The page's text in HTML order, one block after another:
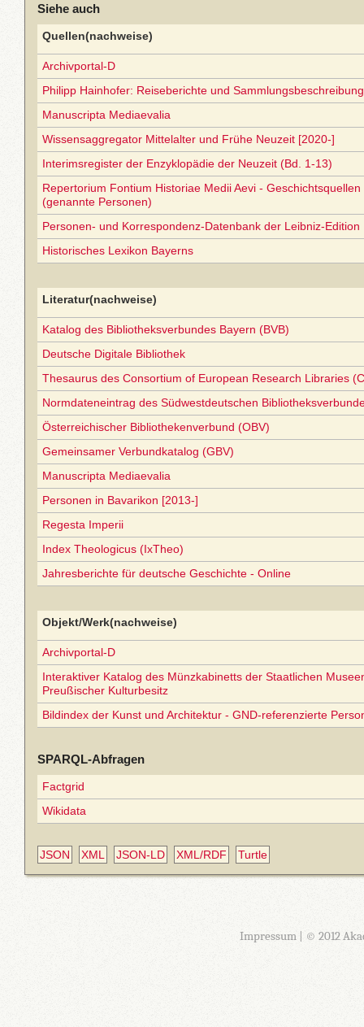
Siehe auch
Quellen(nachweise)
Archivportal-D
Philipp Hainhofer: Reiseberichte und
Manuscripta Mediaevalia
Wissensaggregator Mittelalter und Frühe Neuzeit [2020-]
Interimsregister der Enzyklopädie der Neuzeit (Bd. 1-13)
Repertorium Fontium Historiae Medii Aevi -
(genannte Personen)
Personen- und Korrespondenz-Datenbank der Leibniz-Edition
Historisches Lexikon Bayerns
Literatur(nachweise)
Katalog des Bibliotheksverbundes Bayern (BVB)
Deutsche Digitale Bibliothek
Thesaurus des Consortium of European Research Libraries
Normdateneintrag des Südwestdeutschen
Österreichischer Bibliothekenverbund (OBV)
Gemeinsamer Verbundkatalog (GBV)
Manuscripta Mediaevalia
Personen in Bavarikon [2013-]
Regesta Imperii
Index Theologicus (IxTheo)
Jahresberichte für deutsche Geschichte - Online
Objekt/Werk(nachweise)
Archivportal-D
Interaktiver Katalog des Münzkabinetts der Staatlichen
Preußischer Kulturbesitz
Bildindex der Kunst und Architektur - GND-referenzierte
SPARQL-Abfragen
Factgrid
Wikidata
JSON XML JSON-LD XML/RDF Turtle
Impressum| © 2012